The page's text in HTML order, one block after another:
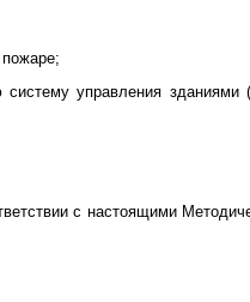
пожаре;
систему управления
с настоящими